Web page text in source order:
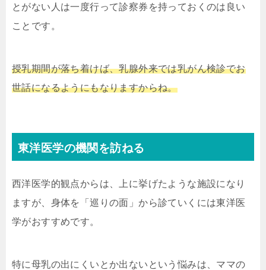
とがない人は一度行って診察券を持っておくのは良い
ことです。
授乳期間が落ち着けば、乳腺外来では乳がん検診でお
世話になるようにもなりますからね。
東洋医学の機関を訪ねる
西洋医学的観点からは、上に挙げたような施設になり
ますが、身体を「巡りの面」から診ていくには東洋医
学がおすすめです。
特に母乳の出にくいとか出ないという悩みは、ママの